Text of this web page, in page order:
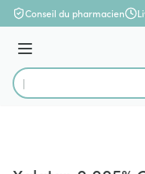
Aller au contenu
Conseil du pharmacien
Menu
Rechercher